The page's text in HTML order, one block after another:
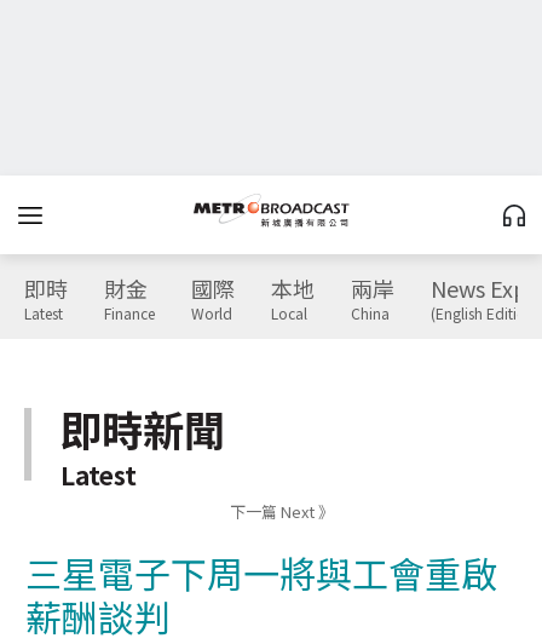
即時
Latest
財金
Finance
國際
World
本地
Local
兩岸
China
News
(English Edition)
即時新聞
Latest
下一篇 Next 》
三星電子下周一將與工會重啟
薪酬談判